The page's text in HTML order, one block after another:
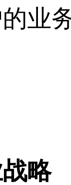
业
略